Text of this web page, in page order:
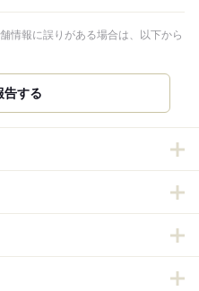
情報に誤りがある場合は、以下から
告する